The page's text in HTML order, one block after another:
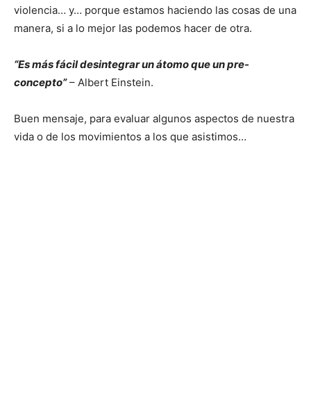
violencia… y… porque estamos haciendo las cosas de una
manera, si a lo mejor las podemos hacer de otra.
“Es más fácil desintegrar un átomo que un pre-
concepto”– Albert Einstein.
Buen mensaje, para evaluar algunos aspectos de nuestra
vida o de los movimientos a los que asistimos…